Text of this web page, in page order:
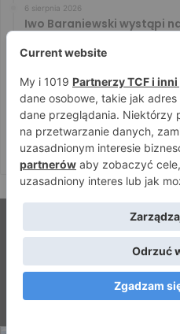
6 sierpnia 2026
Iwo Baraniewski wystąpi
Don Kasjo poznał rywala
przeciwnikiem Króla
6 sierpnia 2026
Niepokonany Włodarczyk
KSW 122 zmierzy się z Paivą
© Strefamma.pl 2026,
Home